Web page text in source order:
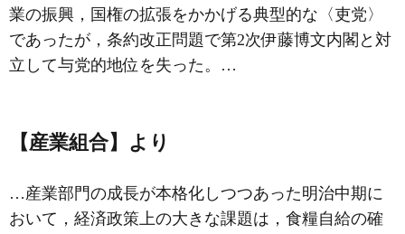
業の振興，国権の拡張をかかげる典型的な〈吏党〉
であったが，条約改正問題で第2次伊藤博文内閣と対
立して与党的地位を失った。…
【産業組合】より
…産業部門の成長が本格化しつつあった明治中期に
おいて，経済政策上の大きな課題は，食糧自給の確